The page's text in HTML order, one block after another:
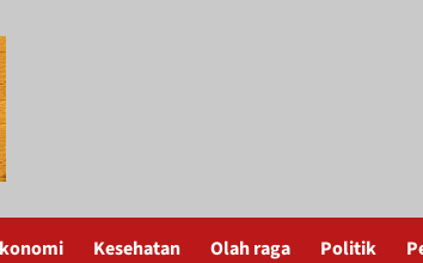
Kesehatan Olah raga Politik